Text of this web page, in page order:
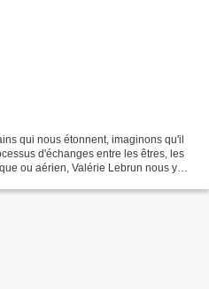
qui nous étonnent, imaginons qu'il
d'échanges entre les êtres, les
ou aérien, Valérie Lebrun nous y